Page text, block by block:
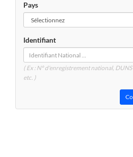
Pays
Identifiant
( Ex : N° d'enregistrement national, DUNS
etc. )